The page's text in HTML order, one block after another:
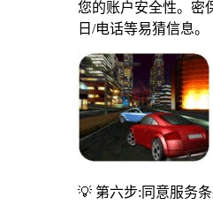
您的账户安全性。密
日/电话等易猜信息。
💡 第六步:同意服务